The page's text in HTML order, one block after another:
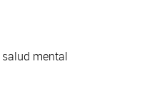
mental